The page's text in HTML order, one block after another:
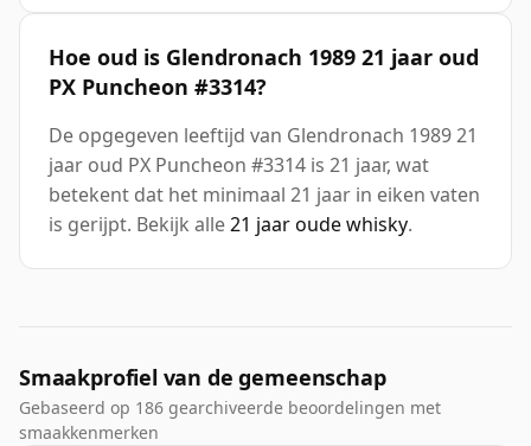
Hoe oud is Glendronach 1989 21 jaar oud
PX Puncheon #3314?
De opgegeven leeftijd van Glendronach 1989 21
jaar oud PX Puncheon #3314 is 21 jaar, wat
betekent dat het minimaal 21 jaar in eiken vaten
is gerijpt. Bekijk alle21 jaar oude whisky.
Smaakprofiel van de gemeenschap
Gebaseerd op 186 gearchiveerde beoordelingen met
smaakkenmerken